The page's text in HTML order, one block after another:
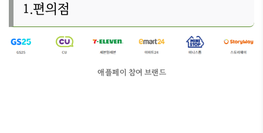
1.편의점
애플페이 참여 브랜드